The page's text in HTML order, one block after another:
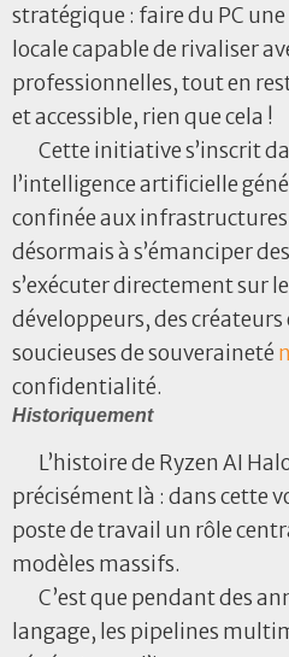
stratégique : faire du PC
locale capable de rivaliser
professionnelles, tout en
et accessible, rien que cela !
Cette initiative s’inscrit
l’intelligence artificielle
confinée aux
désormais à s’émanciper
s’exécuter directement sur
développeurs, des créateurs
soucieuses de souveraineté
confidentialité.
Historiquement
L’histoire de Ryzen AI
précisément là : dans cette
poste de travail un rôle
modèles massifs.
C’est que pendant des
langage, les pipelines